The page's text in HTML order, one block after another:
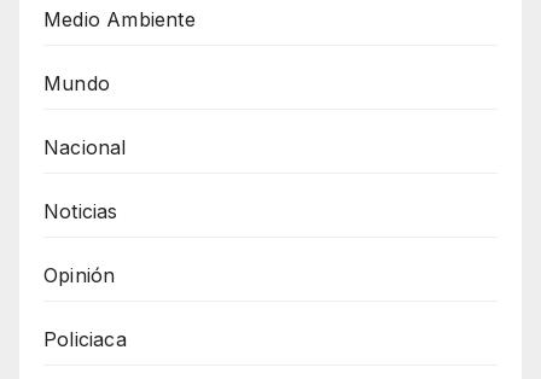
Medio Ambiente
Mundo
Nacional
Noticias
Opinión
Policiaca